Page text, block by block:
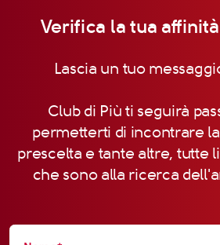
Verifica la tua
Lascia un tuo
Club di Più ti seguirà
permetterti di incontrare
prescelta e tante altre, tutte
che sono alla ricerca